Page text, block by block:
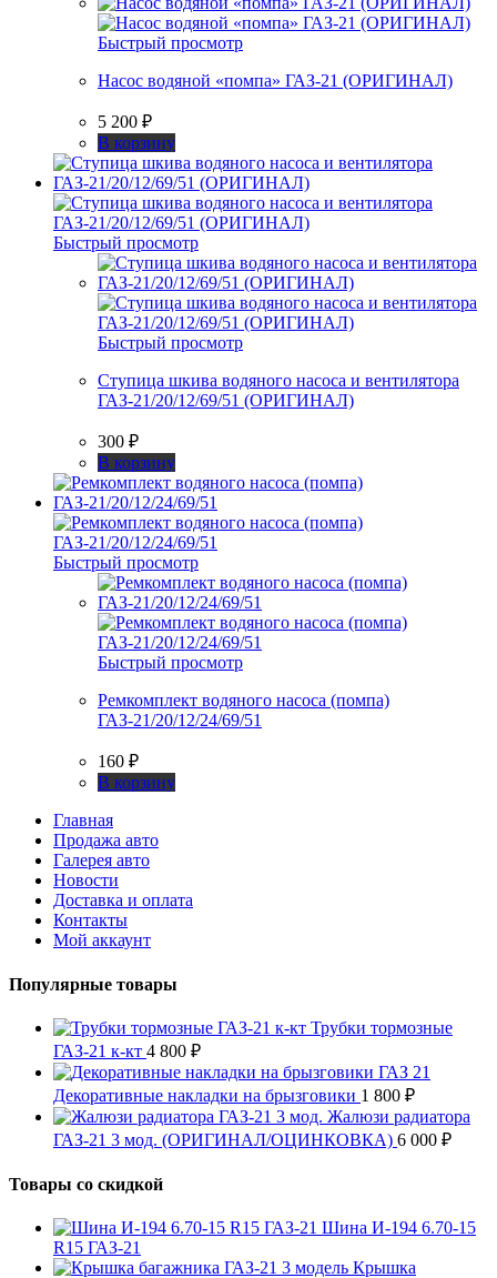
Быстрый просмотр
Насос водяной «помпа» ГАЗ-21 (ОРИГИНАЛ)
5 200 ₽
В корзину
Быстрый просмотр
Быстрый просмотр
Ступица шкива водяного насоса и вентилятора
ГАЗ-21/20/12/69/51 (ОРИГИНАЛ)
300 ₽
В корзину
Быстрый просмотр
Быстрый просмотр
Ремкомплект водяного насоса (помпа)
ГАЗ-21/20/12/24/69/51
160 ₽
В корзину
Главная
Продажа авто
Галерея авто
Новости
Доставка и оплата
Контакты
Мой аккаунт
Популярные товары
Трубки тормозные
ГАЗ-21 к-кт 4 800 ₽
Декоративные накладки на брызговики 1 800 ₽
Жалюзи радиатора
ГАЗ-21 3 мод. (ОРИГИНАЛ/ОЦИНКОВКА) 6 000 ₽
Товары со скидкой
Шина И-194 6.70-15
R15 ГАЗ-21
Крышка